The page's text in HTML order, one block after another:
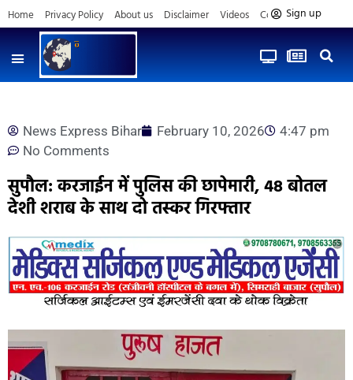
Home Privacy Policy About us Disclaimer Videos Contact us
Sign up
News Express Bihar February 10, 2026
4:47 pm
No Comments
सुपौल: करजाईन में पुलिस की छापेमारी, 48 बोतल
देशी शराब के साथ दो तस्कर गिरफ्तार